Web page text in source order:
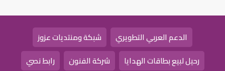
الدعم العربي التطويري
شبكة ومنتديات عزوز
رحيل لبيع بطاقات الهدايا
شركة الفنون رابط نصي